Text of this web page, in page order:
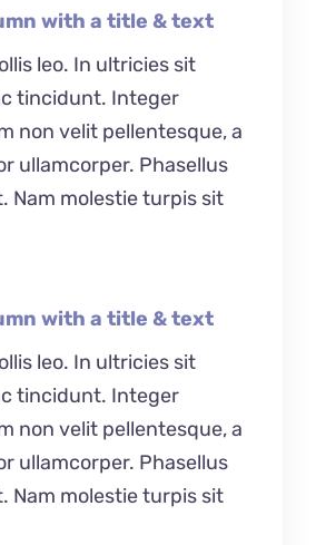
with a title & text
leo. In ultricies sit
tincidunt. Integer
non velit pellentesque, a
ullamcorper. Phasellus
Nam molestie turpis sit
with a title & text
leo. In ultricies sit
tincidunt. Integer
non velit pellentesque, a
ullamcorper. Phasellus
Nam molestie turpis sit